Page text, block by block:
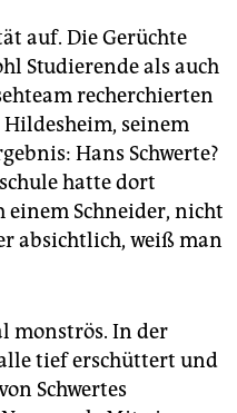
auf. Die Gerüchte
Studierende als auch
recherchierten
seinem
Hans Schwerte?
hatte dort
einem Schneider, nicht
absichtlich, weiß man
monströs. In der
tief erschüttert und
Schwertes